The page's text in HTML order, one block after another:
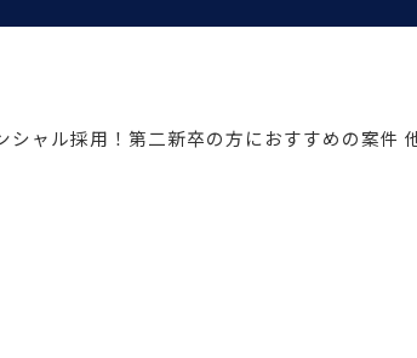
シャル採用！第二新卒の方におすすめの案